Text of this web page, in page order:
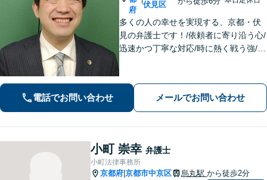
府
伏見区
多くの人の幸せを実現する、京都・伏
見の弁護士です！/依頼者に寄り沿う心/
迅速かつ丁寧な対応/時に熱く戦う強/解
電話でお問い合わせ メールでお問い合わせ
小町 崇幸 弁護士
小町法律事務所
京都府 京都市中京区 烏丸駅 から徒歩2分